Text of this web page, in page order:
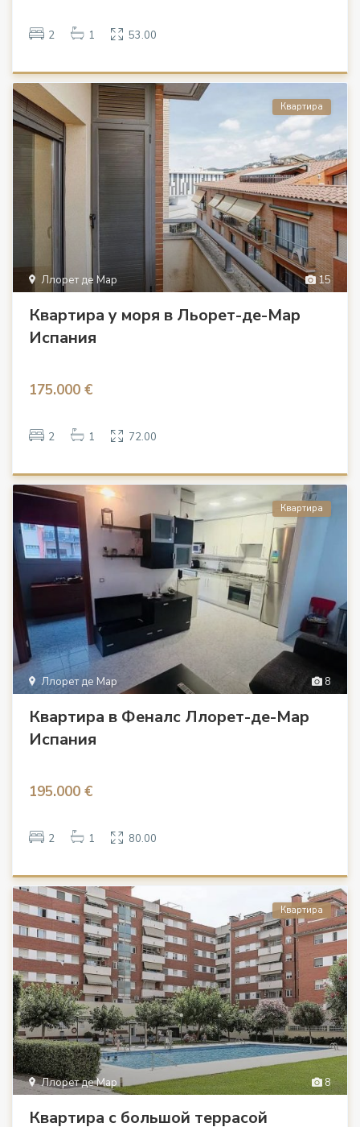
2 1 53.00
15
Ллорет де Мар
Квартира
Квартира у моря в Льорет-де-Мар
Испания
175.000 €
2 1 72.00
8
Ллорет де Мар
Квартира
Квартира в Феналс Ллорет-де-Мар
Испания
195.000 €
2 1 80.00
8
Ллорет де Мар
Квартира
Квартира с большой террасой